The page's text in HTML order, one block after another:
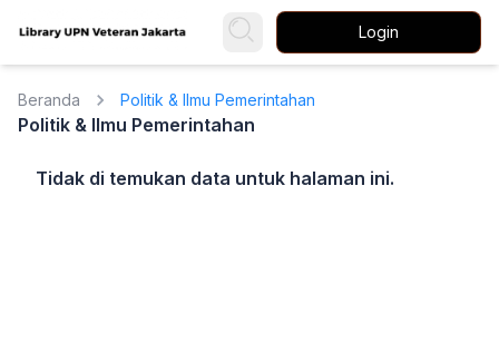
Login
Beranda Politik & Ilmu Pemerintahan
Politik & Ilmu Pemerintahan
Tidak di temukan data untuk halaman ini.